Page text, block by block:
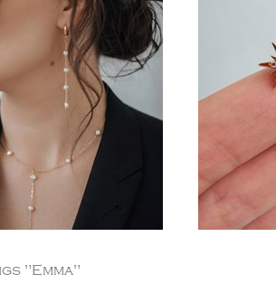
"Emma"